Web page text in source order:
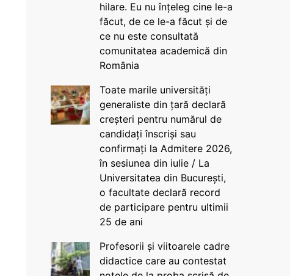
hilare. Eu nu înțeleg cine le-a
făcut, de ce le-a făcut și de
ce nu este consultată
comunitatea academică din
România
Toate marile universități
generaliste din țară declară
creșteri pentru numărul de
candidați înscriși sau
confirmați la Admitere 2026,
în sesiunea din iulie / La
Universitatea din București,
o facultate declară record
de participare pentru ultimii
25 de ani
Profesorii și viitoarele cadre
didactice care au contestat